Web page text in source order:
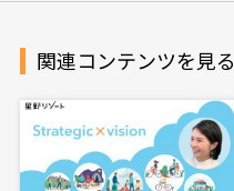
関連コンテンツを見る